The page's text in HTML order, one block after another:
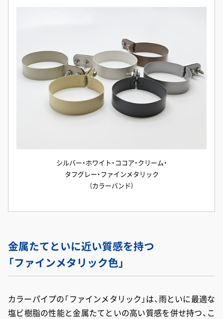
シルバー・ホワイト・ココア・クリーム・
タフグレー・ファインメタリック
(カラーバンド)
金属たてといに近い質感を持つ
「ファインメタリック色」
カラーパイプの「ファインメタリック」は、雨といに最適な
塩ビ樹脂の性能と金属たてといの高い質感を併せ持つ、こ